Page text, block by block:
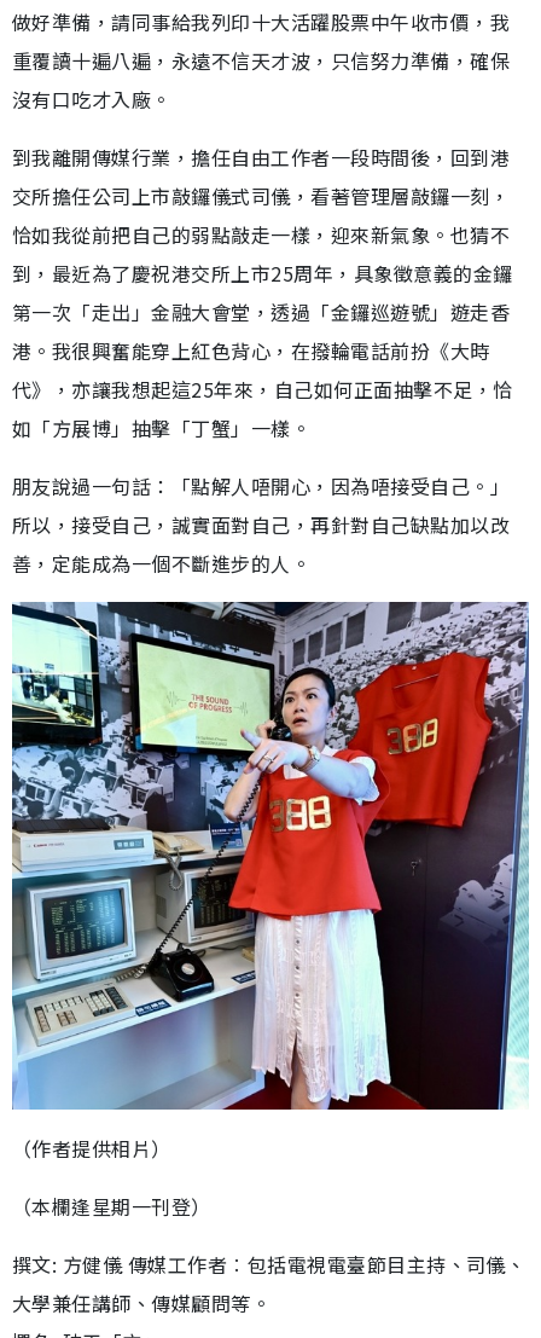
做好準備，請同事給我列印十大活躍股票中午收市價，我
重覆讀十遍八遍，永遠不信天才波，只信努力準備，確保
沒有口吃才入廠。
到我離開傳媒行業，擔任自由工作者一段時間後，回到港
交所擔任公司上市敲鑼儀式司儀，看著管理層敲鑼一刻，
恰如我從前把自己的弱點敲走一樣，迎來新氣象。也猜不
到，最近為了慶祝港交所上市25周年，具象徵意義的金鑼
第一次「走出」金融大會堂，透過「金鑼巡遊號」遊走香
港。我很興奮能穿上紅色背心，在撥輪電話前扮《大時
代》，亦讓我想起這25年來，自己如何正面抽擊不足，恰
如「方展博」抽擊「丁蟹」一樣。
朋友說過一句話：「點解人唔開心，因為唔接受自己。」
所以，接受自己，誠實面對自己，再針對自己缺點加以改
善，定能成為一個不斷進步的人。
（作者提供相片）
（本欄逢星期一刊登）
撰文: 方健儀 傳媒工作者︰包括電視電臺節目主持、司儀、
大學兼任講師、傳媒顧問等。